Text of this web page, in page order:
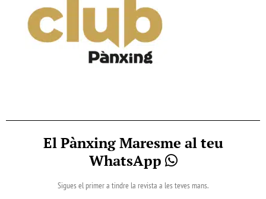
El Pànxing Maresme al teu
WhatsApp
Sigues el primer a tindre la revista a les teves mans.